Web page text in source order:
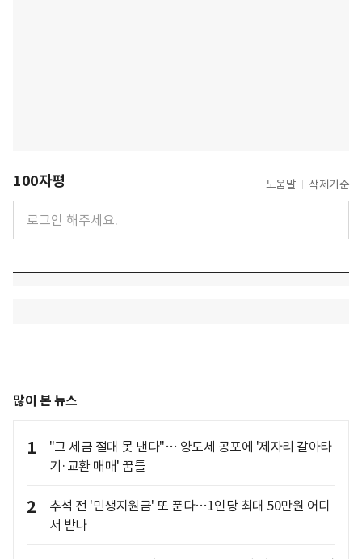
100자평 도움말 삭제기준
많이 본 뉴스
1
"그 세금 절대 못 낸다"… 양도세 공포에 '제자리 갈아타
기·교환 매매' 꿈틀
2
추석 전 '민생지원금' 또 푼다…1인당 최대 50만원 어디
서 받나